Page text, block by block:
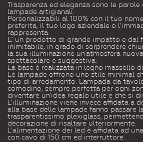
Trasparenza ed eleganza sono le
lampade artigianali.
Personalizzabili al 100% con il tuo
preferita, il tuo logo aziendale o
rappresenta.
E' un prodotto di grande impatto e dal
inimitabile, in grado di sorprendere
la sua illuminazione un'atmosfera
spettacolare e suggestiva.
La base è realizzata in legno massello
Le lampade offrono uno stile minimal
tipo di arredamento. Lampada da
comodino, sempre perfetta per ogni
diventare un'idea regalo utile e che si
L’illuminazione viene invece affidata a
alla base delle lampade fanno passare
trasparentissimo plexiglass,
decorazione di risaltare ulteriormente.
L’alimentazione dei led è affidata ad
con cavo di 150 cm ed interruttore.